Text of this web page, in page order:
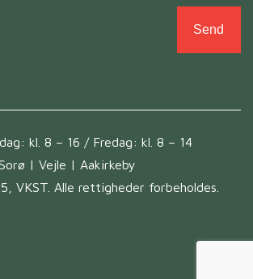
kl. 8 – 16 / Fredag: kl. 8 – 14
| Vejle | Aakirkeby
VKST. Alle rettigheder forbeholdes.